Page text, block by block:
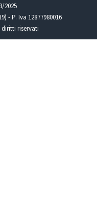
2025
- P. Iva 12877980016
riservati